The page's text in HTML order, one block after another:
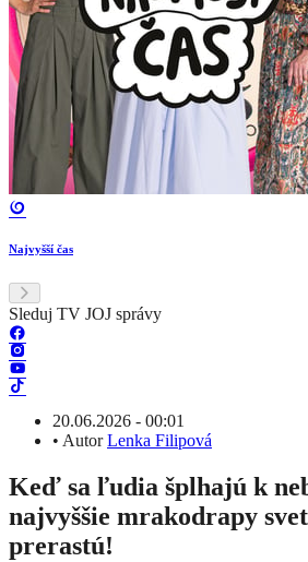
Najvyšší čas
Sleduj TV JOJ správy
20.06.2026 - 00:01
• AutorLenka Filipová
Keď sa ľudia šplhajú k
najvyššie mrakodrapy
prerastú!